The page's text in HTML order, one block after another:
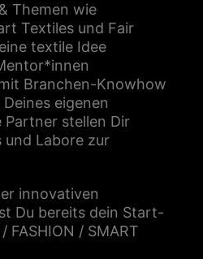
Themen wie
Textiles und Fair
textile Idee
Branchen-Knowhow
eigenen
Partner stellen Dir
und Labore zur
innovativen
Du bereits dein Start-
FASHION / SMART